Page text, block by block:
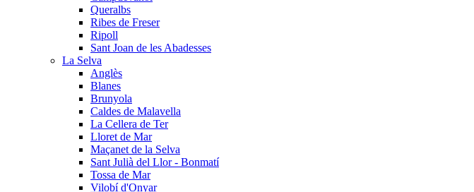
Queralbs
Ribes de Freser
Ripoll
Sant Joan de les Abadesses
La Selva
Anglès
Blanes
Brunyola
Caldes de Malavella
La Cellera de Ter
Lloret de Mar
Maçanet de la Selva
Sant Julià del Llor - Bonmatí
Tossa de Mar
Vilobí d'Onyar